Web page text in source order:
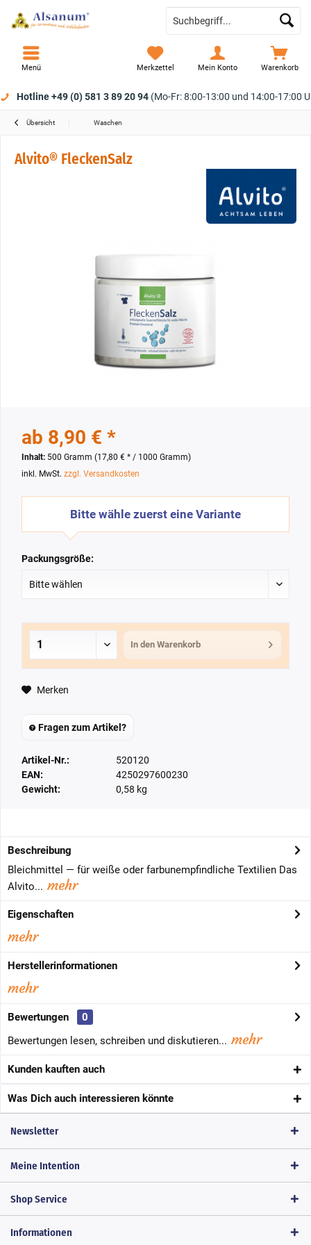
Menü Warenkorb
Merkzettel Mein Konto
Hotline +49 (0) 581 3 89 20 94 (Mo-Fr: 8:00-13:00 und 14:00-17:00
Übersicht Waschen
Alvito® FleckenSalz
ab 8,90 € *
Inhalt: 500 Gramm (17,80 € * / 1000 Gramm)
inkl. MwSt. zzgl. Versandkosten
Bitte wähle zuerst eine Variante
Packungsgröße:
In den Warenkorb
Merken
Fragen zum Artikel?
Artikel-Nr.:
520120
EAN:
4250297600230
Gewicht:
0,58 kg
Beschreibung
Bleichmittel — für weiße oder farbunempfindliche Textilien Das
Alvito... mehr
Eigenschaften
mehr
Herstellerinformationen
mehr
Bewertungen
0
Bewertungen lesen, schreiben und diskutieren... mehr
Kunden kauften auch
Was Dich auch interessieren könnte
Newsletter
Meine Intention
Shop Service
Informationen